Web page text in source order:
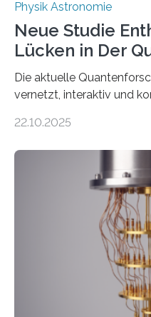
Physik Astronomie
Neue Studie
Lücken in Der
Die aktuelle
vernetzt, interaktiv und
oft von Autor*innen, die
werden schnell
der Forschung der
Jahre alt geworden ist,
Internationalen Jahr der
technologie ausgerufen
internationale
22.10.2025